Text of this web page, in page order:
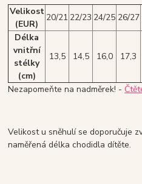
Velikost
(EUR)
20/21 22/23 24/25 26/27
Délka
vnitřní
stélky
(cm)
13,5 14,5 16,0 17,3
Nezapomeňte na nadměrek! -
Velikost u sněhulí se doporučuje
naměřená délka chodidla dítěte.